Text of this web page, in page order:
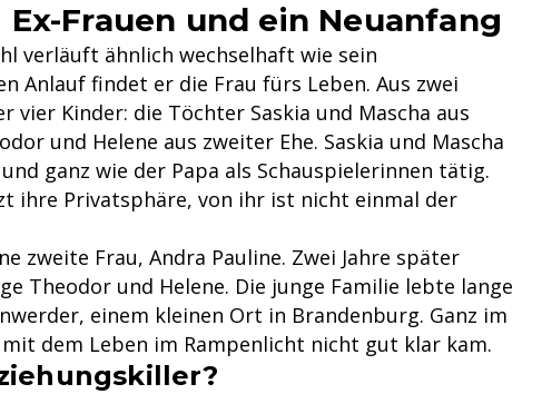
Frauen und ein Neuanfang
verläuft ähnlich wechselhaft wie sein
Anlauf findet er die Frau fürs Leben. Aus zwei
vier Kinder: die Töchter Saskia und Mascha aus
und Helene aus zweiter Ehe. Saskia und Mascha
ganz wie der Papa als Schauspielerinnen tätig.
ihre Privatsphäre, von ihr ist nicht einmal der
zweite Frau, Andra Pauline. Zwei Jahre später
Theodor und Helene. Die junge Familie lebte lange
einem kleinen Ort in Brandenburg. Ganz im
mit dem Leben im Rampenlicht nicht gut klar kam.